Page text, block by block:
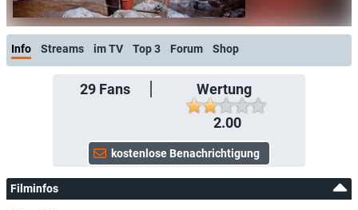
Info Streams im TV Top 3 Forum Shop
29Fans
Wertung
2.00
Filminfos